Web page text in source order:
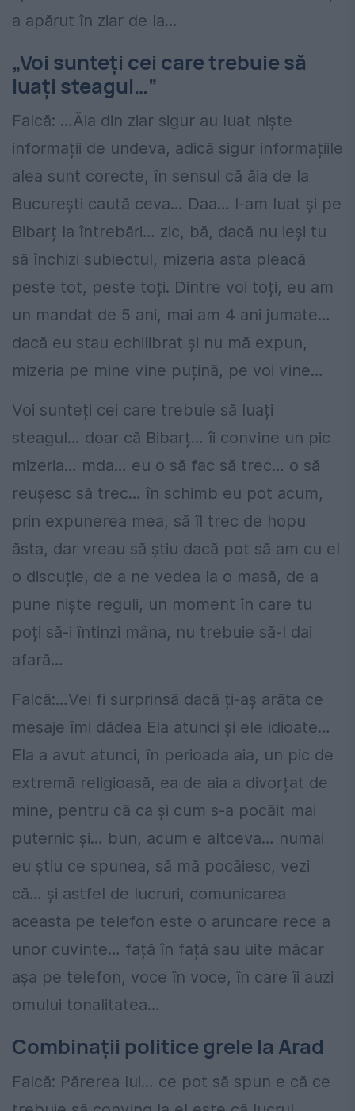
a apărut în ziar de la…
„Voi sunteți cei care trebuie să
luați steagul…”
Falcă: …Ăia din ziar sigur au luat niște
informații de undeva, adică sigur informațiile
alea sunt corecte, în sensul că ăia de la
București caută ceva… Daa… l-am luat și pe
Bibarț la întrebări… zic, bă, dacă nu ieși tu
să închizi subiectul, mizeria asta pleacă
peste tot, peste toți. Dintre voi toți, eu am
un mandat de 5 ani, mai am 4 ani jumate…
dacă eu stau echilibrat și nu mă expun,
mizeria pe mine vine puțină, pe voi vine…
Voi sunteți cei care trebuie să luați
steagul… doar că Bibarț… îi convine un pic
mizeria… mda… eu o să fac să trec… o să
reușesc să trec… în schimb eu pot acum,
prin expunerea mea, să îl trec de hopu
ăsta, dar vreau să știu dacă pot să am cu el
o discuție, de a ne vedea la o masă, de a
pune niște reguli, un moment în care tu
poți să-i întinzi mâna, nu trebuie să-l dai
afară…
Falcă:…Vei fi surprinsă dacă ți-aș arăta ce
mesaje îmi dădea Ela atunci și ele idioate…
Ela a avut atunci, în perioada aia, un pic de
extremă religioasă, ea de aia a divorțat de
mine, pentru că ca și cum s-a pocăit mai
puternic și… bun, acum e altceva… numai
eu știu ce spunea, să mă pocăiesc, vezi
că… și astfel de lucruri, comunicarea
aceasta pe telefon este o aruncare rece a
unor cuvinte… față în față sau uite măcar
așa pe telefon, voce în voce, în care îi auzi
omului tonalitatea…
Combinații politice grele la Arad
Falcă: Părerea lui… ce pot să spun e că ce